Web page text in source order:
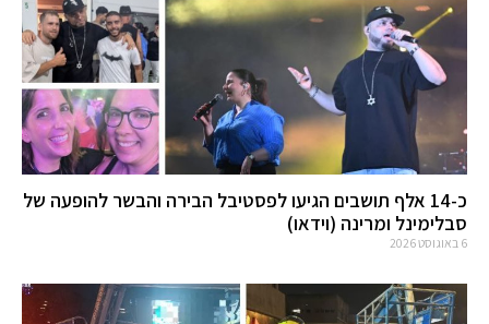
כ-14 אלף תושבים הגיעו לפסטיבל הבירה והבשר להופעה של
סבלימינל ומרינה (וידאו)
6 באוגוסט 2026